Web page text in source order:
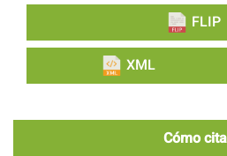
FLIP
XML
Cómo